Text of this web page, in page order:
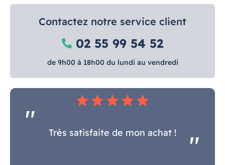
Contactez notre service client
02 55 99 54 52
de 9h00 à 18h00 du lundi au vendredi
star star star star star
Très satisfaite de mon achat !